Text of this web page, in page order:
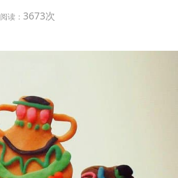
阅读： 3673次